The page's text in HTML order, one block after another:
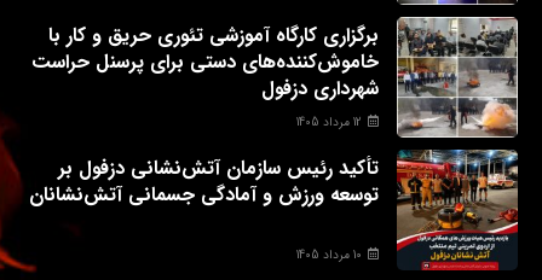
برگزاری کارگاه آموزشی تئوری حریق و کار با
خاموش‌کننده‌های دستی برای پرسنل حراست
شهرداری دزفول
12 مرداد 1405
تأکید رئیس سازمان آتش‌نشانی دزفول بر
توسعه ورزش و آمادگی جسمانی آتش‌نشانان
10 مرداد 1405